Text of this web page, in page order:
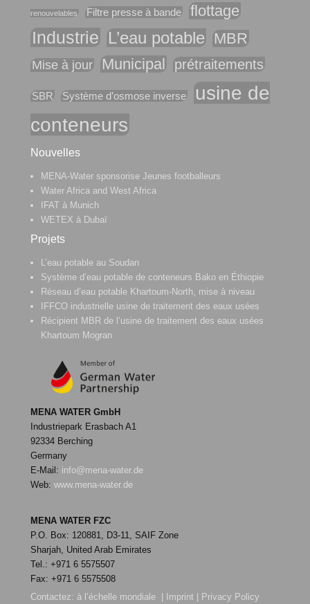
renouvelables Filtre presse à bande flottage
Industrie L’eau potable MBR
Mise à jour Municipal prétraitements
SBR Système d’osmose inverse
usine de
conteneurs
Nouvelles
MENA-Water sponsorise Jeunes footballeurs
Water Africa and West Africa
IFAT à Munich
WETEX à Dubaï
Projets
L’eau potable au Soudan
Système d’eau potable de conteneurs Bako en Éthiopie
Réseau d’eau potable Khartoum-North, mise à niveau
IFFCO industrielle usine de traitement des eaux usées
Récipient MBR de l’usine de traitement des eaux usées
Khartoum Mogran
MENA WATER GmbH
Industriepark Erasbach A1
92334 Berching
Germany
E-Mail: info@mena-water.de
Web: www.mena-water.de
MENA WATER FZC
P.O. Box: 120881, D3-11, SAIF Zone
Sharjah, United Arab Emirates
Tel.: +971 6 5575507
Fax: +971 6 5575508
Contactez: à l’échelle mondiale Imprint Privacy Policy